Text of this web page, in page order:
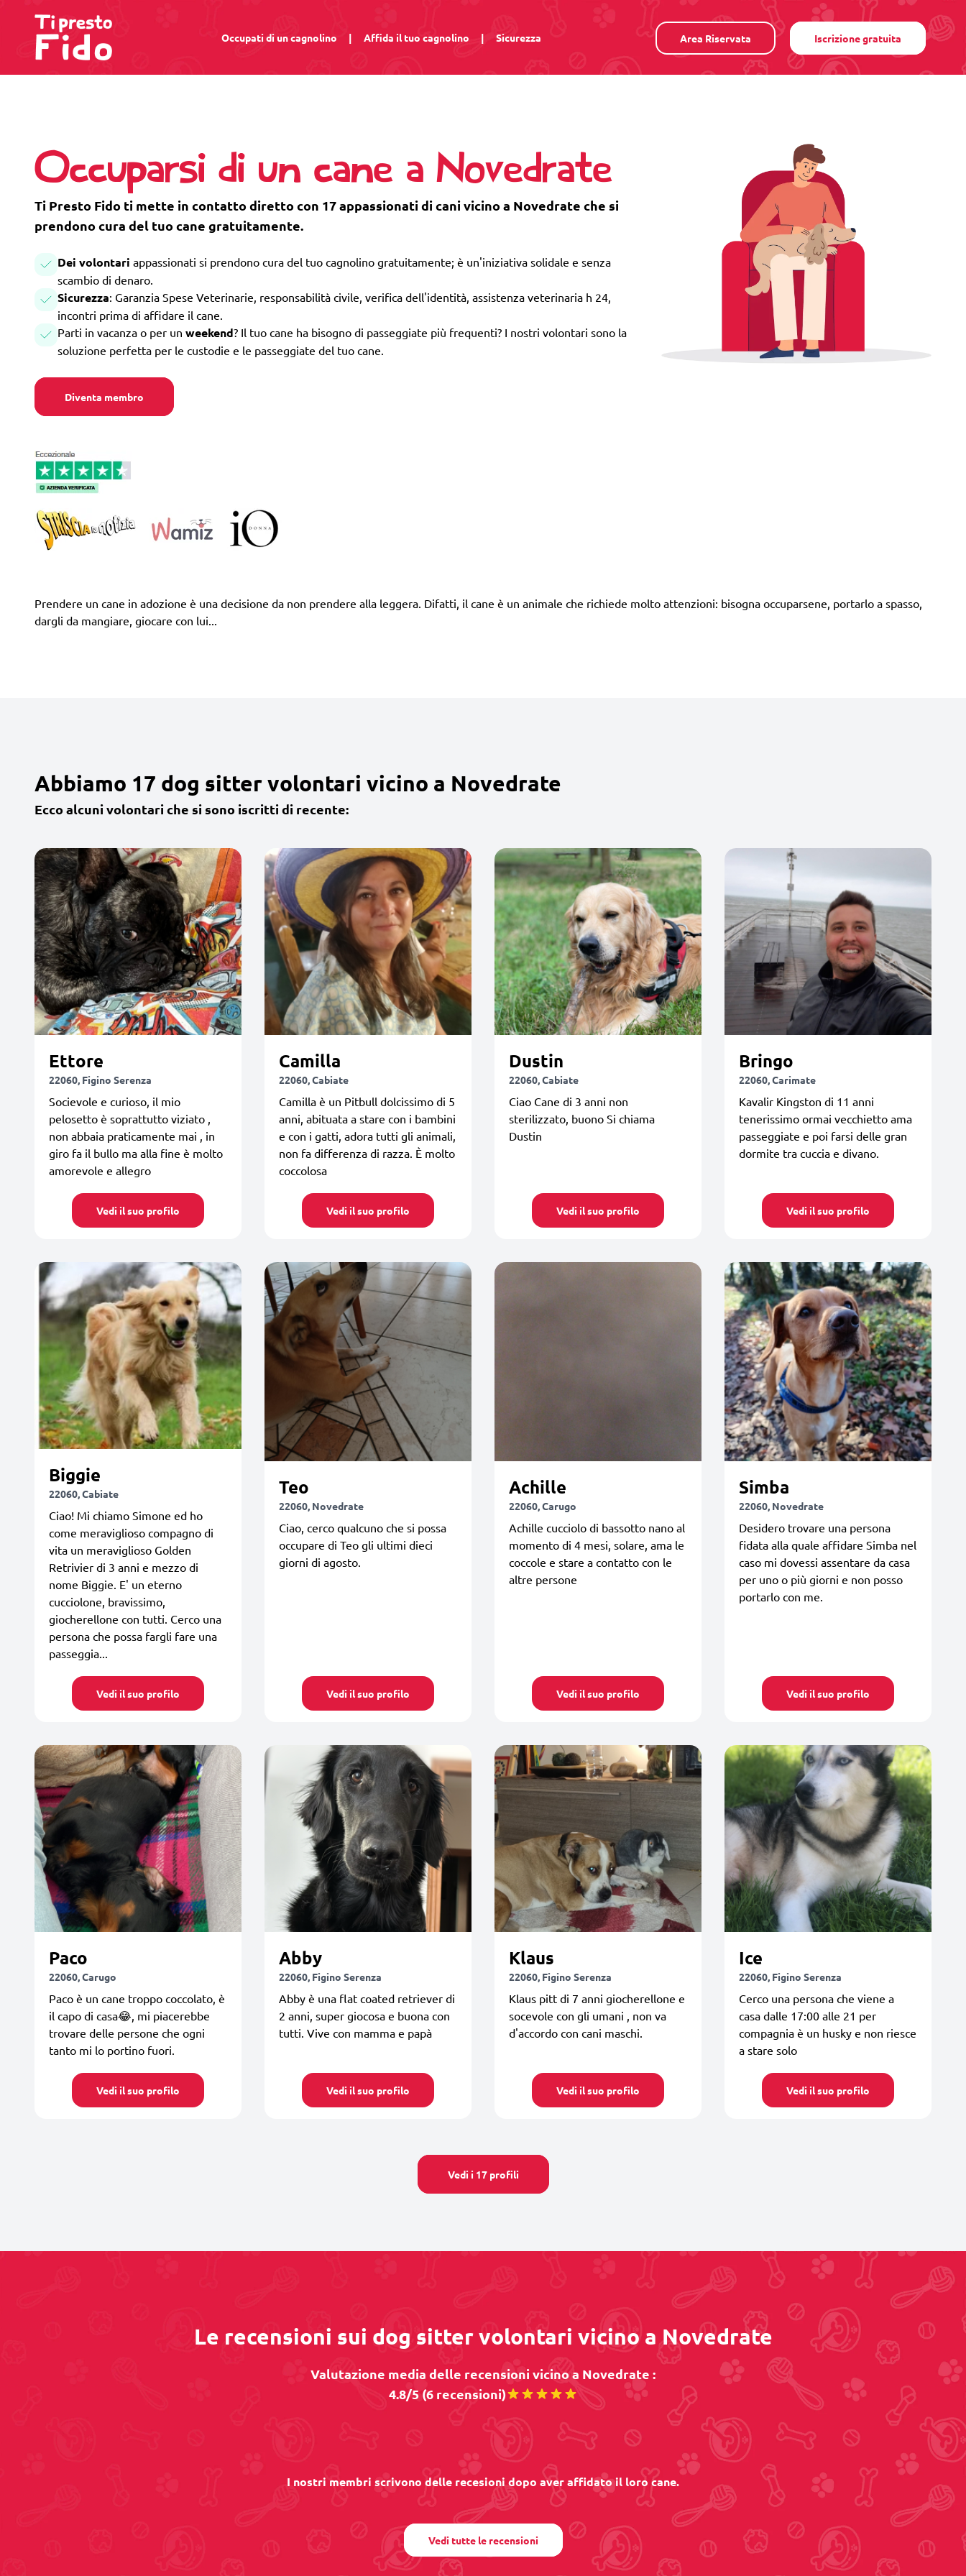
Occupati di un cagnolino | Affida il tuo cagnolino | Sicurezza Area Riservata Iscrizione gratuita
Occuparsi di un cane a Novedrate
Ti Presto Fido ti mette in contatto diretto con 17 appassionati di cani vicino a Novedrate che si
prendono cura del tuo cane gratuitamente.
Dei volontari appassionati si prendono cura del tuo cagnolino gratuitamente; è un'iniziativa solidale e senza
scambio di denaro.
Sicurezza: Garanzia Spese Veterinarie, responsabilità civile, verifica dell'identità, assistenza veterinaria h 24,
incontri prima di affidare il cane.
Parti in vacanza o per un weekend? Il tuo cane ha bisogno di passeggiate più frequenti? I nostri volontari sono la
soluzione perfetta per le custodie e le passeggiate del tuo cane.
Diventa membro
Prendere un cane in adozione è una decisione da non prendere alla leggera. Difatti, il cane è un animale che richiede molto attenzioni: bisogna occuparsene, portarlo a spasso,
dargli da mangiare, giocare con lui...
Abbiamo 17 dog sitter volontari vicino a Novedrate
Ecco alcuni volontari che si sono iscritti di recente:
Ettore
22060, Figino Serenza
Socievole e curioso, il mio
pelosetto è soprattutto viziato ,
non abbaia praticamente mai , in
giro fa il bullo ma alla fine è molto
amorevole e allegro
Vedi il suo profilo
Camilla
22060, Cabiate
Camilla è un Pitbull dolcissimo di 5
anni, abituata a stare con i bambini
e con i gatti, adora tutti gli animali,
non fa differenza di razza. È molto
coccolosa
Vedi il suo profilo
Dustin
22060, Cabiate
Ciao Cane di 3 anni non
sterilizzato, buono Si chiama
Dustin
Vedi il suo profilo
Bringo
22060, Carimate
Kavalir Kingston di 11 anni
tenerissimo ormai vecchietto ama
passeggiate e poi farsi delle gran
dormite tra cuccia e divano.
Vedi il suo profilo
Biggie
22060, Cabiate
Ciao! Mi chiamo Simone ed ho
come meraviglioso compagno di
vita un meraviglioso Golden
Retrivier di 3 anni e mezzo di
nome Biggie. E' un eterno
cucciolone, bravissimo,
giocherellone con tutti. Cerco una
persona che possa fargli fare una
passeggia...
Vedi il suo profilo
Teo
22060, Novedrate
Ciao, cerco qualcuno che si possa
occupare di Teo gli ultimi dieci
giorni di agosto.
Vedi il suo profilo
Achille
22060, Carugo
Achille cucciolo di bassotto nano al
momento di 4 mesi, solare, ama le
coccole e stare a contatto con le
altre persone
Vedi il suo profilo
Simba
22060, Novedrate
Desidero trovare una persona
fidata alla quale affidare Simba nel
caso mi dovessi assentare da casa
per uno o più giorni e non posso
portarlo con me.
Vedi il suo profilo
Paco
22060, Carugo
Paco è un cane troppo coccolato, è
il capo di casa😂, mi piacerebbe
trovare delle persone che ogni
tanto mi lo portino fuori.
Vedi il suo profilo
Abby
22060, Figino Serenza
Abby è una flat coated retriever di
2 anni, super giocosa e buona con
tutti. Vive con mamma e papà
Vedi il suo profilo
Klaus
22060, Figino Serenza
Klaus pitt di 7 anni giocherellone e
socevole con gli umani , non va
d'accordo con cani maschi.
Vedi il suo profilo
Ice
22060, Figino Serenza
Cerco una persona che viene a
casa dalle 17:00 alle 21 per
compagnia è un husky e non riesce
a stare solo
Vedi il suo profilo
Vedi i 17 profili
Le recensioni sui dog sitter volontari vicino a Novedrate
Valutazione media delle recensioni vicino a Novedrate :
4.8/5 (6 recensioni)
I nostri membri scrivono delle recesioni dopo aver affidato il loro cane.
Vedi tutte le recensioni